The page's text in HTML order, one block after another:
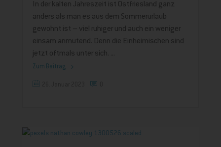
In der kalten Jahreszeit ist Ostfriesland ganz
anders als man es aus dem Sommerurlaub
gewohnt ist – viel ruhiger und auch ein weniger
einsam anmutend. Denn die Einheimischen sind
jetzt oftmals unter sich.
Zum Beitrag